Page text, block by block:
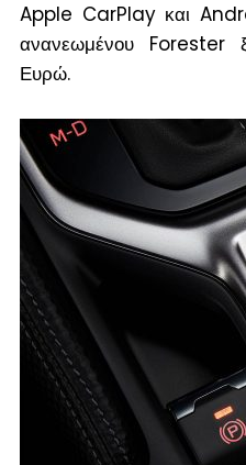
Apple CarPlay και
ανανεωμένου Forester
Ευρώ.